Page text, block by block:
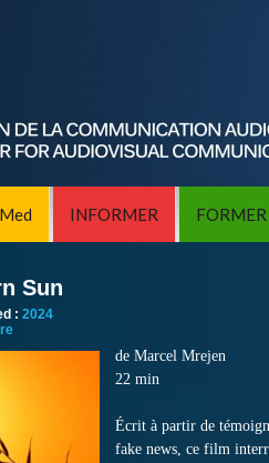
INFORMER FORMER
Sun
: 2024
de Marcel Mrejen
22 min
Écrit à partir de
fake news, ce film